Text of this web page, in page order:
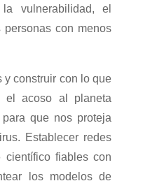
vulnerabilidad, el
con menos
y construir con lo que
el acoso al planeta
que nos proteja
Establecer redes
científico fiables con
los modelos de